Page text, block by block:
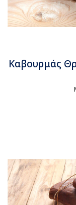
Καβουρμάς